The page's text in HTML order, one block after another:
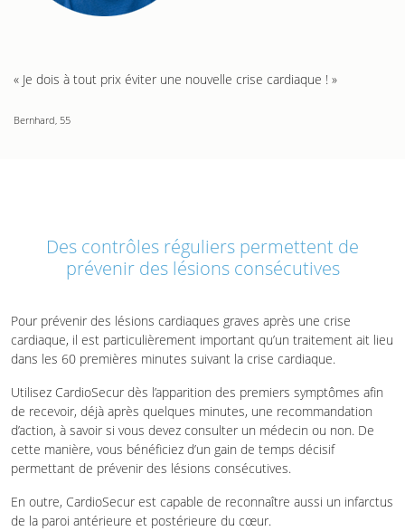
« Je dois à tout prix éviter une nouvelle crise cardiaque ! »
Bernhard, 55
Des contrôles réguliers permettent de
prévenir des lésions consécutives
Pour prévenir des lésions cardiaques graves après une crise
cardiaque, il est particulièrement important qu’un traitement ait lieu
dans les 60 premières minutes suivant la crise cardiaque.
Utilisez CardioSecur dès l’apparition des premiers symptômes afin
de recevoir, déjà après quelques minutes, une recommandation
d’action, à savoir si vous devez consulter un médecin ou non. De
cette manière, vous bénéficiez d’un gain de temps décisif
permettant de prévenir des lésions consécutives.
En outre, CardioSecur est capable de reconnaître aussi un infarctus
de la paroi antérieure et postérieure du cœur.